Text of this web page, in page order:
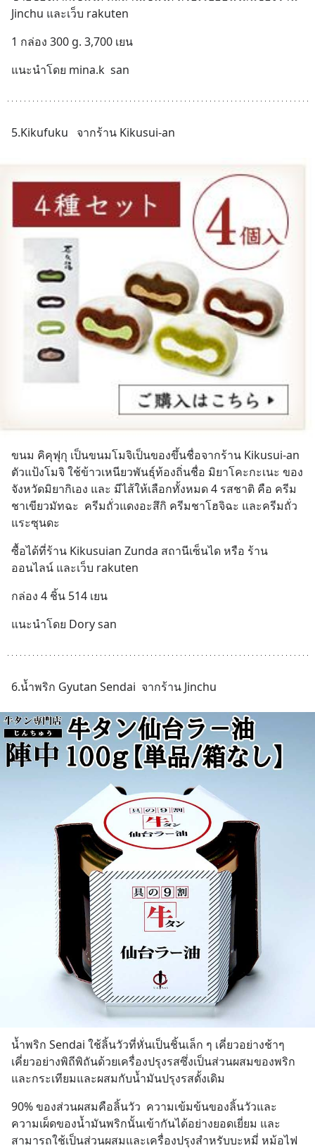
Jinchu และเว็บ rakuten
1 กล่อง 300 g. 3,700 เยน
แนะนำโดย mina.k  san
5.Kikufuku   จากร้าน Kikusui-an
ขนม คิคุฟุกุ เป็นขนมโมจิเป็นของขึ้นชื่อจากร้าน Kikusui-an
ตัวแป้งโมจิ ใช้ข้าวเหนียวพันธุ์ท้องถิ่นชื่อ มิยาโคะกะเนะ ของ
จังหวัดมิยากิเอง และ มีไส้ให้เลือกทั้งหมด 4 รสชาติ คือ ครีม
ชาเขียวมัทฉะ  ครีมถั่วแดงอะสึกิ ครีมชาโฮจิฉะ และครีมถั่ว
แระซุนดะ
ซื้อได้ที่ร้าน Kikusuian Zunda สถานีเซ็นได หรือ ร้าน
ออนไลน์ และเว็บ rakuten
กล่อง 4 ชิ้น 514 เยน
แนะนำโดย Dory san
6.น้ำพริก Gyutan Sendai  จากร้าน Jinchu
น้ำพริก Sendai ใช้ลิ้นวัวที่หั่นเป็นชิ้นเล็ก ๆ เคี่ยวอย่างช้าๆ
เคี่ยวอย่างพิถีพิถันด้วยเครื่องปรุงรสซึ่งเป็นส่วนผสมของพริก
และกระเทียมและผสมกับน้ำมันปรุงรสดั้งเดิม
90% ของส่วนผสมคือลิ้นวัว  ความเข้มข้นของลิ้นวัวและ
ความเผ็ดของน้ำมันพริกนั้นเข้ากันได้อย่างยอดเยี่ยม และ
สามารถใช้เป็นส่วนผสมและเครื่องปรุงสำหรับบะหมี่ หม้อไฟ